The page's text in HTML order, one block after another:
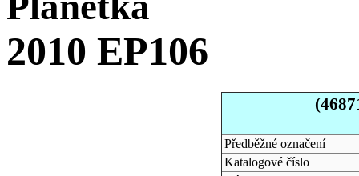
2010 EP106
Předběžné označení
Katalogové číslo